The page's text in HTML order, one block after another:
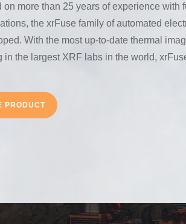
on more than 25 years of experience with
the xrFuse family of automated
With the most up-to-date thermal
in the largest XRF labs in the world,
PRODUCT